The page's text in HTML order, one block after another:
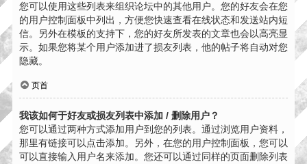
您可以使用这些列表来组织论坛中的其他用户。您的好友会在您
的用户控制面板中列出，方便您快速查看在线状态和发送站内短
信。另外在模板的支持下，您的好友所发表的文章也会以高亮显
示。如果您将某个用户添加进了损友列表，他的帖子将自动对您
隐藏。
页首
我该如何于好友或损友列表中添加 / 删除用户？
您可以通过两种方式添加用户到您的列表。通过浏览用户资料，
那里有链接可以点击添加。另外，在您的用户控制面板，您可以
可以直接输入用户名来添加。您还可以通过同样的页面删除列表